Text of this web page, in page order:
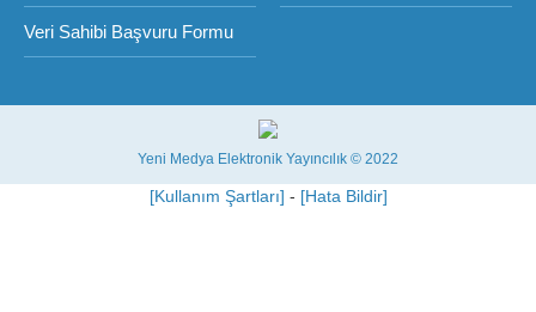
Veri Sahibi Başvuru Formu
Yeni Medya Elektronik Yayıncılık © 2022
[Kullanım Şartları] - [Hata Bildir]